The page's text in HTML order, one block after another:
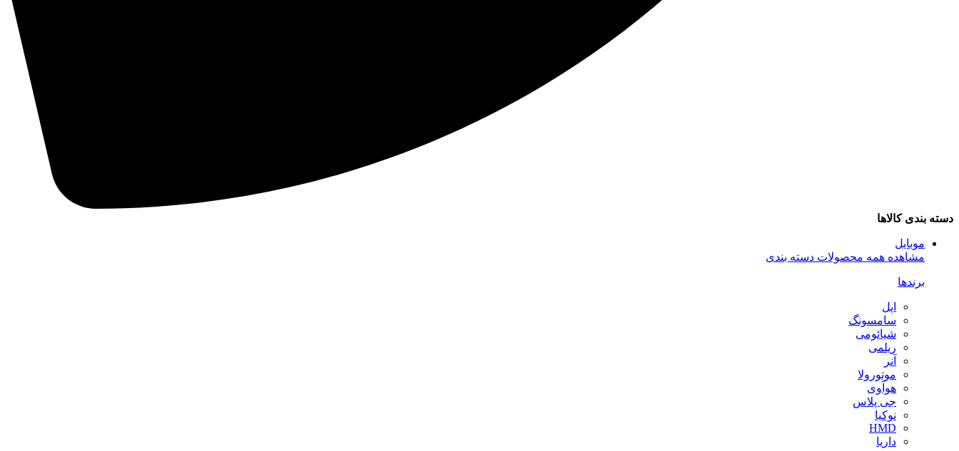
دسته بندی کالاها
موبایل
مشاهده همه محصولات دسته بندی
برندها
اپل
سامسونگ
شیائومی
ریلمی
آنر
موتورولا
هوآوی
جی پلاس
نوکیا
HMD
داریا